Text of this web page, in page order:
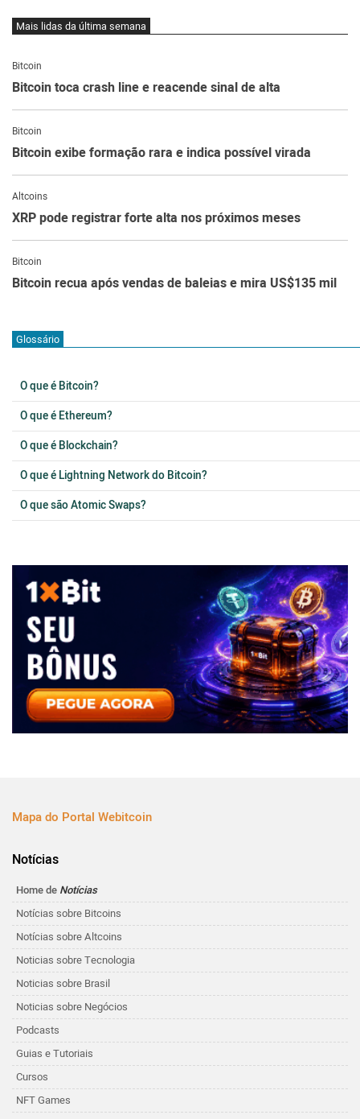
Mais lidas da última semana
Bitcoin
Bitcoin toca crash line e reacende sinal de alta
Bitcoin
Bitcoin exibe formação rara e indica possível virada
Altcoins
XRP pode registrar forte alta nos próximos meses
Bitcoin
Bitcoin recua após vendas de baleias e mira US$135 mil
Glossário
O que é Bitcoin?
O que é Ethereum?
O que é Blockchain?
O que é Lightning Network do Bitcoin?
O que são Atomic Swaps?
Mapa do Portal Webitcoin
Notícias
Home de Notícias
Notícias sobre Bitcoins
Notícias sobre Altcoins
Noticias sobre Tecnologia
Noticias sobre Brasil
Noticias sobre Negócios
Podcasts
Guias e Tutoriais
Cursos
NFT Games